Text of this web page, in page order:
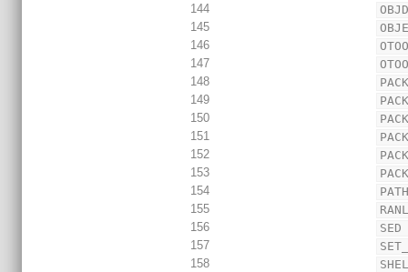
144
145
146
147
148
149
150
151
152
153
154
155
156
SED
157
158